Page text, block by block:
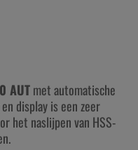
AUTmet automatische
display is een zeer
het naslijpen van HSS-